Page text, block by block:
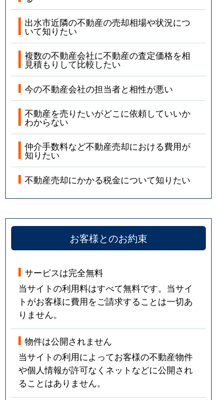
出水市近隣の不動産の売却相場や状況につ
いて知りたい
複数の不動産会社に不動産の査定価格を相
見積もりして比較したい
今の不動産会社の担当者と相性が悪い
不動産を売りたいがどこに依頼していいか
わからない
仲介手数料など不動産売却における費用が
知りたい
不動産売却にかかる税金について知りたい
お客様とのお約束
サービスは完全無料
当サイトの利用料はすべて無料です。当サイ
トがお客様に費用をご請求することは一切あ
りません。
物件は公開されません
当サイトの利用によってお客様の不動産物件
や個人情報が許可なくネットなどに公開され
ることはありません。